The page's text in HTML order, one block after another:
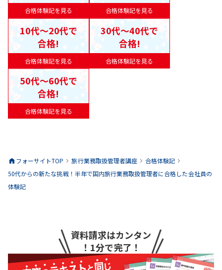
合格体験記を見る 合格体験記を見る
合格体験記を見る
10代〜20代で
合格!
合格体験記を見る
30代〜40代で
合格!
合格体験記を見る
50代〜60代で
合格!
フォーサイトTOP 旅行業務取扱管理者講座
合格体験記
50代からの新たな挑戦！半年で国内旅行業務取扱管理者に合格した会社員の
体験記
資料請求はカンタン
！1分で完了！